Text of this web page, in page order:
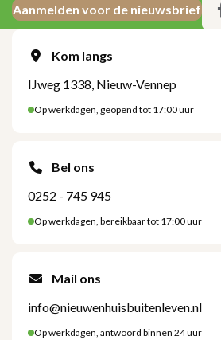
Aanmelden voor de nieuwsbrief
Kom langs
IJweg 1338, Nieuw-Vennep
Op werkdagen, geopend tot 17:00 uur
Bel ons
0252 - 745 945
Op werkdagen, bereikbaar tot 17:00 uur
Mail ons
info@nieuwenhuisbuitenleven.nl
Op werkdagen, antwoord binnen 24 uur